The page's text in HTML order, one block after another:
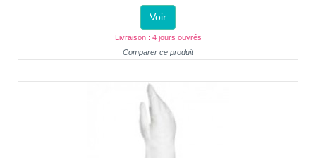
Voir
Livraison : 4 jours ouvrés
Comparer ce produit